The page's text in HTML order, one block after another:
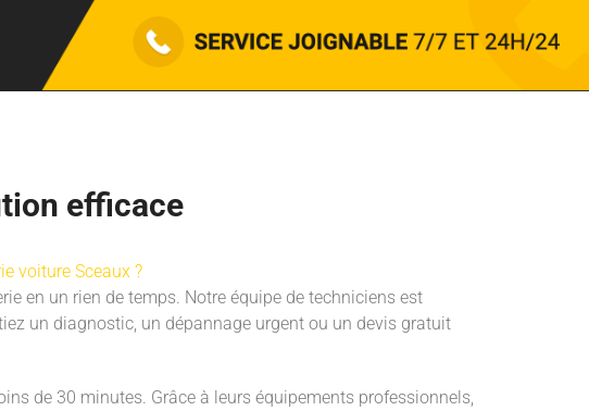
efficace
voiture Sceaux ?
en un rien de temps. Notre équipe de techniciens est
un diagnostic, un dépannage urgent ou un devis gratuit
de 30 minutes. Grâce à leurs équipements professionnels,